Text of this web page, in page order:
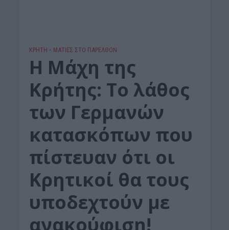
ΚΡΗΤΗ • ΜΑΤΙΕΣ ΣΤΟ ΠΑΡΕΛΘΟΝ
Η Μάχη της
Κρήτης: Το λάθος
των Γερμανών
κατασκόπων που
πίστευαν ότι οι
Κρητικοί θα τους
υποδεχτούν με
ανακούφιση!